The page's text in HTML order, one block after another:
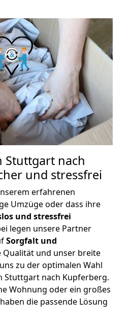
Stuttgart nach
und stressfrei
erfahrenen
Umzüge oder dass ihre
und stressfrei
legen unsere Partner
Sorgfalt und
Qualität und unser breite
zu der optimalen Wahl
Stuttgart nach Kupferberg.
Wohnung oder ein großes
die passende Lösung